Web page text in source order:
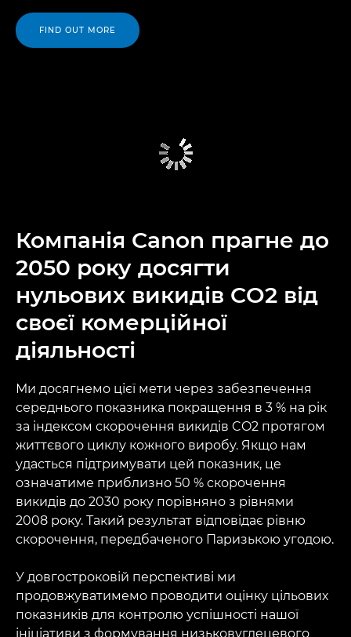
FIND OUT MORE
Компанія Canon прагне до
2050 року досягти
нульових викидів CO2 від
своєї комерційної
діяльності
Ми досягнемо цієї мети через забезпечення
середнього показника покращення в 3 % на рік
за індексом скорочення викидів CO2 протягом
життєвого циклу кожного виробу. Якщо нам
удасться підтримувати цей показник, це
означатиме приблизно 50 % скорочення
викидів до 2030 року порівняно з рівнями
2008 року. Такий результат відповідає рівню
скорочення, передбаченого Паризькою угодою.
У довгостроковій перспективі ми
продовжуватимемо проводити оцінку цільових
показників для контролю успішності нашої
ініціативи з формування низьковуглецевого